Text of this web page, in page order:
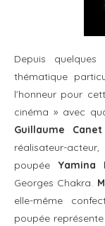
Depuis
thématique
l’honneur pour
cinéma » avec
Guillaume Canet
réalisateur-
poupée Yamina
Georges Chakra.
elle-même
poupée